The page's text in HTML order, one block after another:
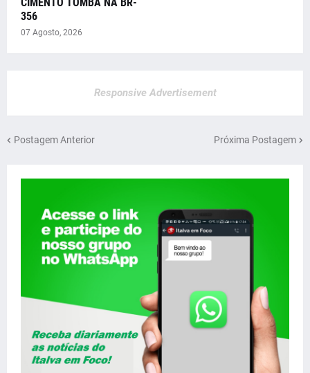
356
07 Agosto, 2026
Responsive Advertisement
Postagem Anterior Próxima Postagem